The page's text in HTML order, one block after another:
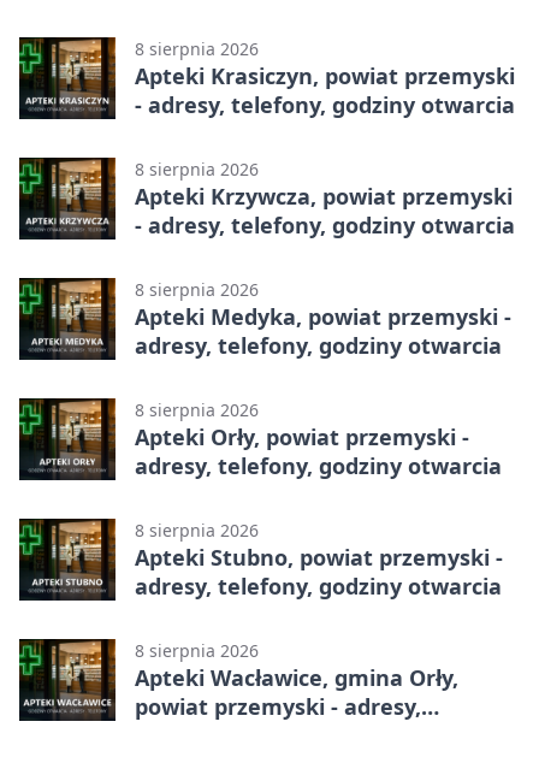
8 sierpnia 2026
Apteki Krasiczyn, powiat przemyski
- adresy, telefony, godziny otwarcia
8 sierpnia 2026
Apteki Krzywcza, powiat przemyski
- adresy, telefony, godziny otwarcia
8 sierpnia 2026
Apteki Medyka, powiat przemyski -
adresy, telefony, godziny otwarcia
8 sierpnia 2026
Apteki Orły, powiat przemyski -
adresy, telefony, godziny otwarcia
8 sierpnia 2026
Apteki Stubno, powiat przemyski -
adresy, telefony, godziny otwarcia
8 sierpnia 2026
Apteki Wacławice, gmina Orły,
powiat przemyski - adresy,